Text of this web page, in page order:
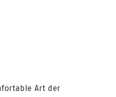
Art der